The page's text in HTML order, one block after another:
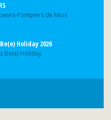
Pompiers de Mios
Holiday 2026
Be(e) Holiday